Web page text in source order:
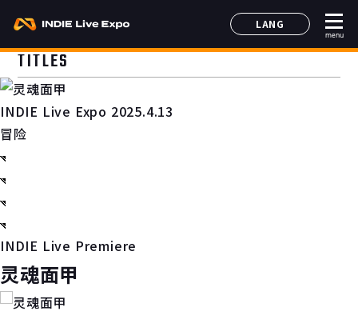
LANG
日本語
menu
TITLES
INDIE Live Expo 2025.4.13
冒险
INDIE Live Premiere
灵魂面甲